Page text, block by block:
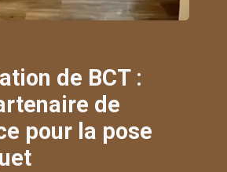
de BCT :
de
pour la pose